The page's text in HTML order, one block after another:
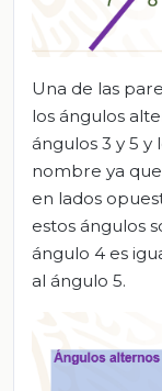
Una de las
los ángulos
ángulos 3 y 5 y
nombre ya
en lados
estos ángulos
ángulo 4 es
al ángulo 5.